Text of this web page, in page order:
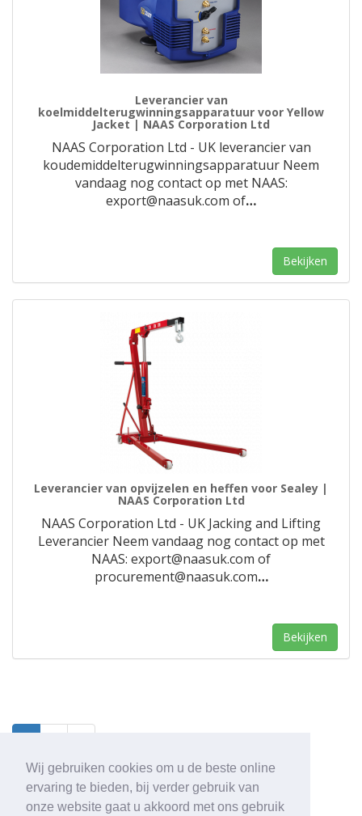
Wij gebruiken cookies om u de beste online
ervaring te bieden, bij verder gebruik van
onze website gaat u akkoord met ons gebruik
Leverancier van
koelmiddelterugwinningsapparatuur voor Yellow
Jacket | NAAS Corporation Ltd
NAAS Corporation Ltd - UK leverancier van
koudemiddelterugwinningsapparatuur Neem
vandaag nog contact op met NAAS:
export@naasuk.com of…
Bekijken
Leverancier van opvijzelen en heffen voor Sealey |
NAAS Corporation Ltd
NAAS Corporation Ltd - UK Jacking and Lifting
Leverancier Neem vandaag nog contact op met
NAAS: export@naasuk.com of
procurement@naasuk.com…
Bekijken
1